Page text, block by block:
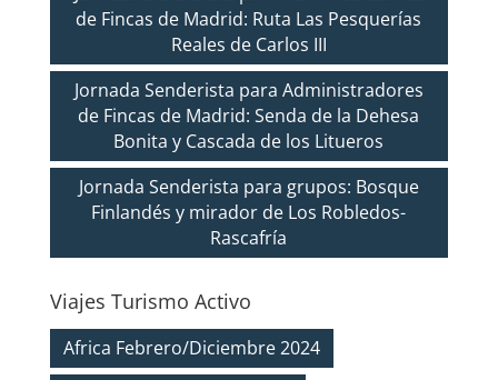
de Fincas de Madrid: Ruta Las Pesquerías
Reales de Carlos III
Jornada Senderista para Administradores
de Fincas de Madrid: Senda de la Dehesa
Bonita y Cascada de los Litueros
Jornada Senderista para grupos: Bosque
Finlandés y mirador de Los Robledos-
Rascafría
Viajes Turismo Activo
Africa Febrero/Diciembre 2024